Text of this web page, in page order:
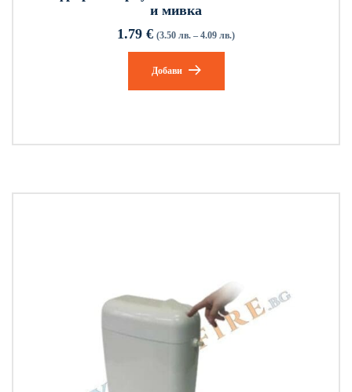
и мивка
1.79 € (3.50 лв. – 4.09 лв.)
Добави